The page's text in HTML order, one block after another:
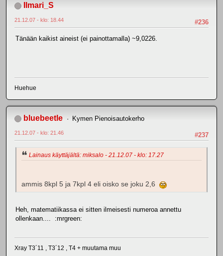
Ilmari_S
#236
21.12.07 - klo: 18.44
Tänään kaikist aineist (ei painottamalla) ~9,0226.
Huehue
bluebeetle Kymen Pienoisautokerho
#237
21.12.07 - klo: 21.46
Lainaus käyttäjältä: miksalo - 21.12.07 - klo: 17.27
ammis 8kpl 5 ja 7kpl 4 eli oisko se joku 2,6
Heh, matematiikassa ei sitten ilmeisesti numeroa annettu
ollenkaan.... :mrgreen:
Xray T3´11 , T3´12 , T4 + muutama muu